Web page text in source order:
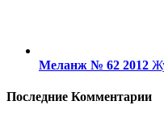
Меланж № 62 2012
Последние Комментарии